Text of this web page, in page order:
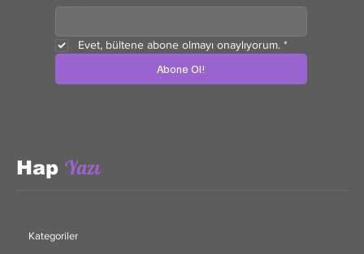
Evet, bültene abone olmayı onaylıyorum. *
Abone Ol!
Hap Yazı
Kategoriler